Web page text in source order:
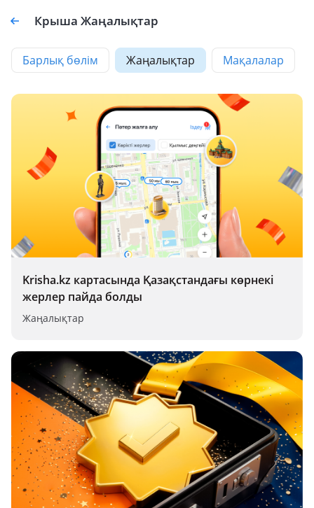
Крыша Жаңалықтар
Барлық бөлім Жаңалықтар Мақалалар
Krisha.kz картасында Қазақстандағы көрнекі
жерлер пайда болды
Жаңалықтар